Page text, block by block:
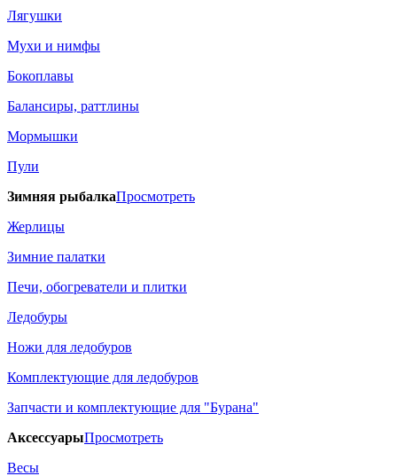
Лягушки
Мухи и нимфы
Бокоплавы
Балансиры, раттлины
Мормышки
Пули
Зимняя рыбалкаПросмотреть
Жерлицы
Зимние палатки
Печи, обогреватели и плитки
Ледобуры
Ножи для ледобуров
Комплектующие для ледобуров
Запчасти и комплектующие для "Бурана"
АксессуарыПросмотреть
Весы